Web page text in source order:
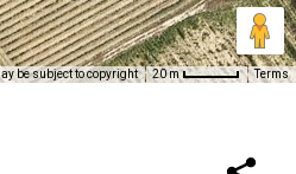
be subject to copyright 20 m Terms